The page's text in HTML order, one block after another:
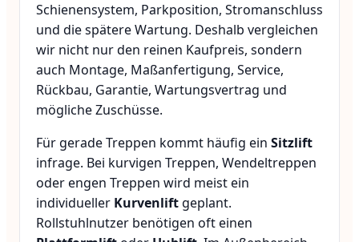
Schienensystem, Parkposition, Stromanschluss
und die spätere Wartung. Deshalb vergleichen
wir nicht nur den reinen Kaufpreis, sondern
auch Montage, Maßanfertigung, Service,
Rückbau, Garantie, Wartungsvertrag und
mögliche Zuschüsse.
Für gerade Treppen kommt häufig ein Sitzlift
infrage. Bei kurvigen Treppen, Wendeltreppen
oder engen Treppen wird meist ein
individueller Kurvenlift geplant.
Rollstuhlnutzer benötigen oft einen